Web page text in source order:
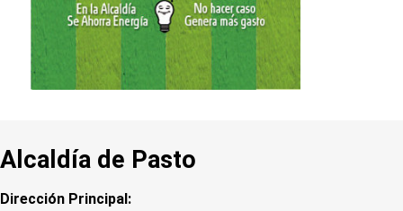
Alcaldía de Pasto
Dirección Principal: